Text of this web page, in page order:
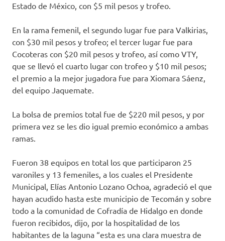
Estado de México, con $5 mil pesos y trofeo.
En la rama femenil, el segundo lugar fue para Valkirias,
con $30 mil pesos y trofeo; el tercer lugar fue para
Cocoteras con $20 mil pesos y trofeo, así como VTY,
que se llevó el cuarto lugar con trofeo y $10 mil pesos;
el premio a la mejor jugadora fue para Xiomara Sáenz,
del equipo Jaquemate.
La bolsa de premios total fue de $220 mil pesos, y por
primera vez se les dio igual premio económico a ambas
ramas.
Fueron 38 equipos en total los que participaron 25
varoniles y 13 femeniles, a los cuales el Presidente
Municipal, Elías Antonio Lozano Ochoa, agradeció el que
hayan acudido hasta este municipio de Tecomán y sobre
todo a la comunidad de Cofradía de Hidalgo en donde
fueron recibidos, dijo, por la hospitalidad de los
habitantes de la laguna “esta es una clara muestra de